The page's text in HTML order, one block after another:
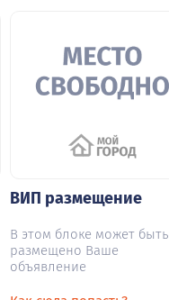
ВИП размещение
В этом блоке может быть
размещено Ваше
объявление